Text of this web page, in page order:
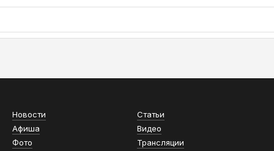
Новости
Статьи
Афиша
Видео
Фото
Трансляции